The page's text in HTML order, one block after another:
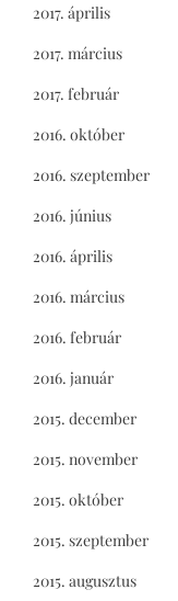
2017. április
2017. március
2017. február
2016. október
2016. szeptember
2016. június
2016. április
2016. március
2016. február
2016. január
2015. december
2015. november
2015. október
2015. szeptember
2015. augusztus